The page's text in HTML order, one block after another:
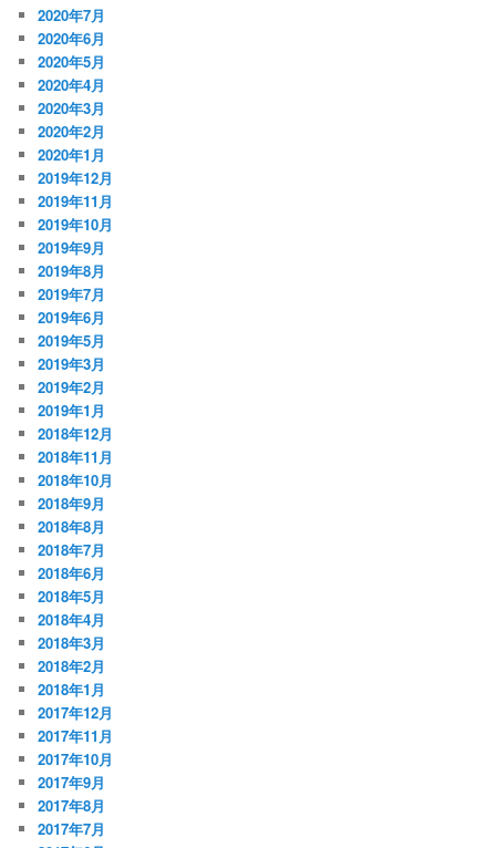
2020年7月
2020年6月
2020年5月
2020年4月
2020年3月
2020年2月
2020年1月
2019年12月
2019年11月
2019年10月
2019年9月
2019年8月
2019年7月
2019年6月
2019年5月
2019年3月
2019年2月
2019年1月
2018年12月
2018年11月
2018年10月
2018年9月
2018年8月
2018年7月
2018年6月
2018年5月
2018年4月
2018年3月
2018年2月
2018年1月
2017年12月
2017年11月
2017年10月
2017年9月
2017年8月
2017年7月